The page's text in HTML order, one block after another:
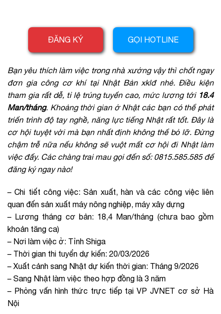
ĐĂNG KÝ GỌI HOTLINE
Bạn yêu thích làm việc trong nhà xưởng vậy thì chốt ngay
đơn gia công cơ khí tại Nhật Bản xklđ nhé. Điều kiện
tham gia rất dễ, tỉ lệ trúng tuyển cao, mức lương tới 18.4
Man/tháng. Khoảng thời gian ở Nhật các bạn có thể phát
triển trình độ tay nghề, năng lực tiếng Nhật rất tốt. Đây là
cơ hội tuyệt vời mà bạn nhất định không thể bỏ lỡ. Đừng
chậm trễ nữa nếu không sẽ vuột mất cơ hội đi Nhật làm
việc đấy. Các chàng trai mau gọi đến số: 0815.585.585 để
đăng ký ngay nào!
– Chi tiết công việc: Sản xuất, hàn và các công việc liên
quan đến sản xuất máy nông nghiệp, máy xây dựng
– Lương tháng cơ bản: 18,4 Man/tháng (chưa bao gồm
khoản tăng ca)
– Nơi làm việc ở: Tỉnh Shiga
– Thời gian thi tuyển dự kiến: 20/03/2026
– Xuất cảnh sang Nhật dự kiến thời gian: Tháng 9/2026
– Sang Nhật làm việc theo hợp đồng là 3 năm
– Phỏng vấn hình thức trực tiếp tại VP JVNET cơ sở Hà
Nội